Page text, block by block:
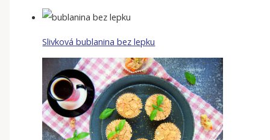
Slivková bublanina bez lepku